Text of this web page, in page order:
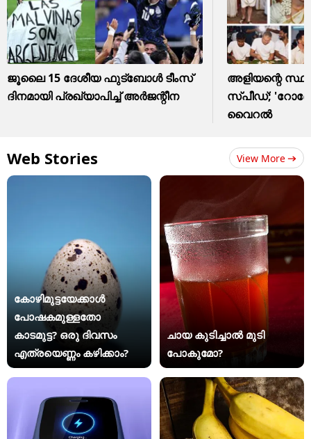
ജൂ​ലൈ 15 ദേശീയ ഫുട്ബോൾ ടീംസ്
ദിനമായി പ്രഖ്യാപിച്ച് അ‌ർജന്റീന
അ‌ളിയന്റെ
സ്പീഡ്;
വൈറൽ
Web Stories View More
കോഴിമുട്ടയേക്കാൾ
പോഷകമുള്ളതോ
കാടമുട്ട? ഒരു ദിവസം
എത്രയെണ്ണം കഴിക്കാം?
ചായ കുടിച്ചാൽ മുടി
പോകുമോ?